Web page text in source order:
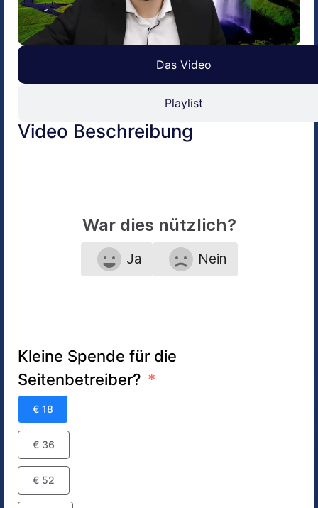
Das Video
Playlist
Video Beschreibung
War dies nützlich?
Ja Nein
Kleine Spende für die
Seitenbetreiber?
€ 18
€ 36
€ 52